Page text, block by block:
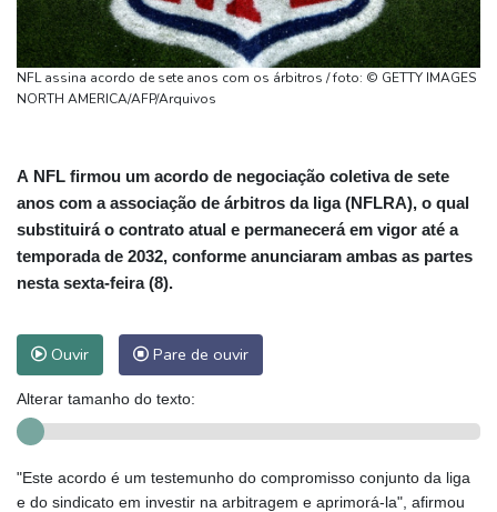
NFL assina acordo de sete anos com os árbitros / foto: © GETTY IMAGES
NORTH AMERICA/AFP/Arquivos
A NFL firmou um acordo de negociação coletiva de sete
anos com a associação de árbitros da liga (NFLRA), o qual
substituirá o contrato atual e permanecerá em vigor até a
temporada de 2032, conforme anunciaram ambas as partes
nesta sexta-feira (8).
Ouvir Pare de ouvir
Alterar tamanho do texto:
"Este acordo é um testemunho do compromisso conjunto da liga
e do sindicato em investir na arbitragem e aprimorá-la", afirmou